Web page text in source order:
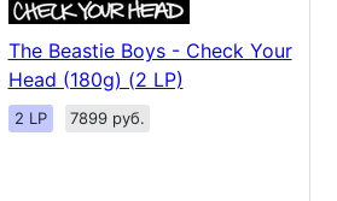
The Beastie Boys - Check Your
Head (180g) (2 LP)
2 LP 7899 руб.